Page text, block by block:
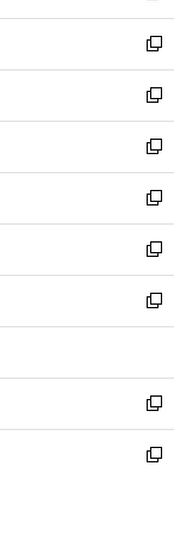
開
く
ウ
で
開
く
ン
ド
ウ
で
開
く
ウ
ィ
ン
ド
ウ
で
開
く
し
い
ウ
ィ
ン
ド
ウ
で
開
く
新
し
い
ウ
ィ
ン
ド
ウ
で
開
く
新
し
い
ウ
ィ
ン
ド
ウ
で
開
新
し
い
ウ
ィ
ン
ド
ウ
開
く
新
し
い
ウ
ィ
ン
ウ
で
開
く
新
し
い
ウ
ン
ド
ウ
で
新
し
ウ
ィ
ン
ド
新
し
い
新